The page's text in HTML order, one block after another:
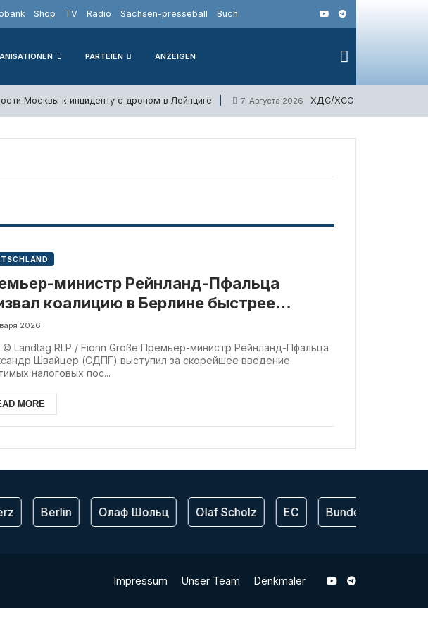
Shop TV Radio Sachsen-presseball Buch
PARTEIEN ANZEIGEN
Москвы к инциденту с дроном в Лейпциге 7. Августа 2026 ХДС/ХСС и СДПГ
министр Рейнланд-Пфальца
коалицию в Берлине быстрее
налоговые послабления для
2026
© Landtag RLP / Fionn Große Премьер-министр Рейнланд-Пфальца
Швайцер (СДПГ) выступил за скорейшее введение
налоговых пос...
MORE
Berlin Олаф Шольц Olaf Scholz ЕС Bundeswehr
Impressum Unser Team Denkmaler